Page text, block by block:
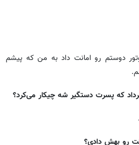
109 بهارستان موتور دوستم رو امانت داد به من که پیشم
رو بهش دادی؟